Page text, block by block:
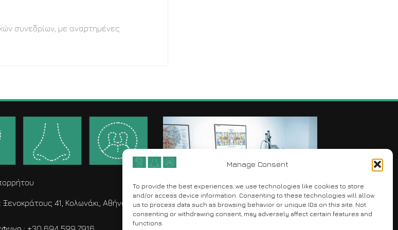
Manage Consent
To provide the best experiences, we use technologies like cookies to store
and/or access device information. Consenting to these technologies will allow
us to process data such as browsing behavior or unique IDs on this site. Not
consenting or withdrawing consent, may adversely affect certain features and
functions.
συνεδρίων, με αναρτημένες
Ξενοκράτους 41, Κολωνάκι, Αθήνα 106